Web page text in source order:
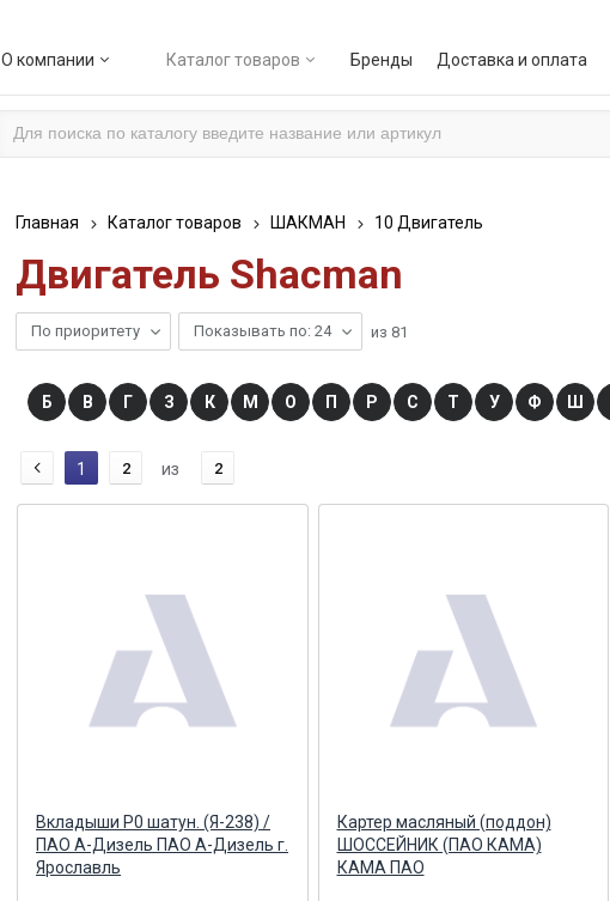
О компании Каталог товаров Бренды Доставка и оплата
Главная Каталог товаров ШАКМАН 10 Двигатель
Двигатель Shacman
По приоритету Показывать по: 24 из 81
Б В Г З К М О П Р С Т У Ф Ш
1 2 из 2
Вкладыши Р0 шатун. (Я-238) /
ПАО А-Дизель ПАО А-Дизель г.
Ярославль
Картер масляный (поддон)
ШОССЕЙНИК (ПАО КАМА)
КАМА ПАО